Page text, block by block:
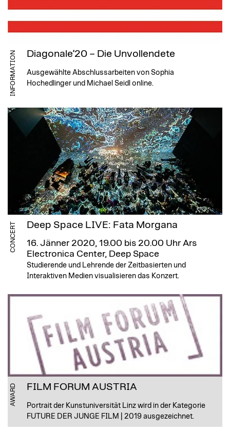
INFORMATION Diagonale’20 – Die Unvollendete
Ausgewählte Abschlussarbeiten von Sophia
Hochedlinger und Michael Seidl online.
CONCERT Deep Space LIVE: Fata Morgana
16. Jänner 2020, 19.00 bis 20.00 Uhr Ars
Electronica Center, Deep Space
Studierende und Lehrende der Zeitbasierten und
Interaktiven Medien visualisieren das Konzert.
AWARD FILM FORUM AUSTRIA
Portrait der Kunstuniversität Linz wird in der Kategorie
FUTURE DER JUNGE FILM | 2019 ausgezeichnet.